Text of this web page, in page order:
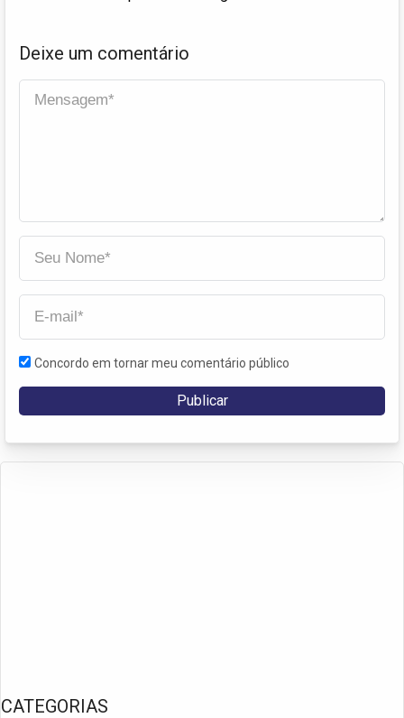
Deixe um comentário
Concordo em tornar meu comentário público
CATEGORIAS